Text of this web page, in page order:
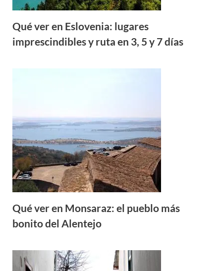
Qué ver en Eslovenia: lugares
imprescindibles y ruta en 3, 5 y 7 días
Qué ver en Monsaraz: el pueblo más
bonito del Alentejo